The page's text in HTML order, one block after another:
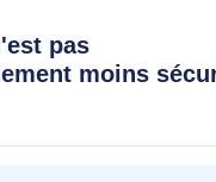
pas
moins